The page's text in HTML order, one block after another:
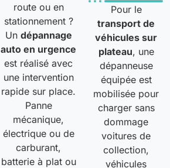
route ou en
stationnement ?
Un dépannage
auto en urgence
est réalisé avec
une intervention
rapide sur place.
Panne
mécanique,
électrique ou de
carburant,
batterie à plat ou
Pour le
transport de
véhicules sur
plateau, une
dépanneuse
équipée est
mobilisée pour
charger sans
dommage
voitures de
collection,
véhicules